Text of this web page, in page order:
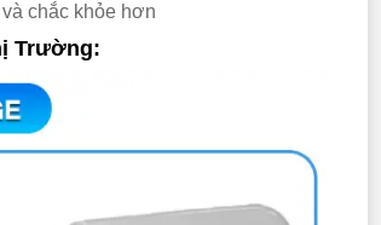
chắc khỏe hơn
Trường: